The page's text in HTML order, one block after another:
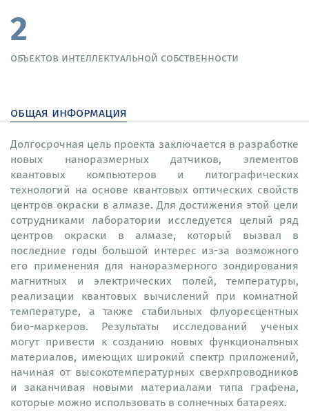
2
объектов интеллектуальной собственности
общая информация
Долгосрочная цель проекта заключается в разработке
новых наноразмерных датчиков, элементов
квантовых компьютеров и литографических
технологий на основе квантовых оптических свойств
центров окраски в алмазе. Для достижения этой цели
сотрудниками лаборатории исследуется целый ряд
центров окраски в алмазе, который вызвал в
последние годы большой интерес из-за возможного
его применения для наноразмерного зондирования
магнитных и электрических полей, температуры,
реализации квантовых вычислений при комнатной
температуре, а также стабильных флуоресцентных
био-маркеров. Результаты исследований ученых
могут привести к созданию новых функциональных
материалов, имеющих широкий спектр приложений,
начиная от высокотемпературных сверхпроводников
и заканчивая новыми материалами типа графена,
которые можно использовать в солнечных батареях.